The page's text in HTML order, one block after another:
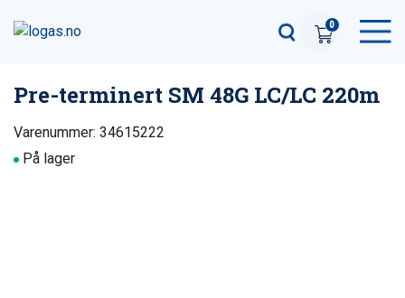
0
Pre-terminert SM 48G LC/LC 220m
Varenummer: 34615222
På lager